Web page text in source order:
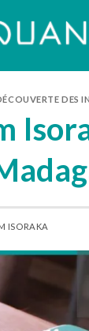
DES
ISORAKA